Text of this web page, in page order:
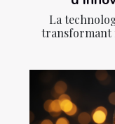
La
transformant